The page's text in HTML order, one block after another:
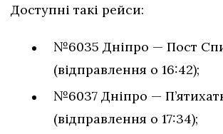
Доступні такі рейси:
№6035 Дніпро — Пост
(відправлення о 16:42);
№6037 Дніпро —
(відправлення о 17:34);